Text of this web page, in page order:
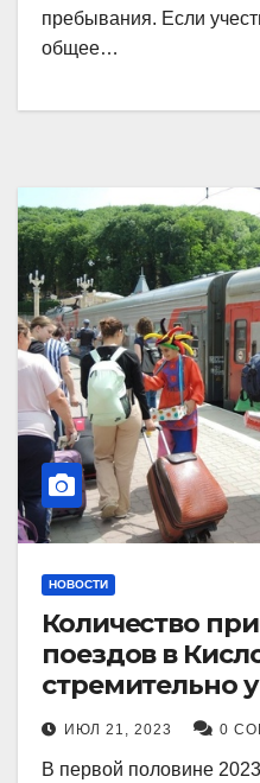
пребывания. Если
общее…
НОВОСТИ
Количество
поездов в
стремительно
ИЮЛ 21, 2023 0
В первой половине